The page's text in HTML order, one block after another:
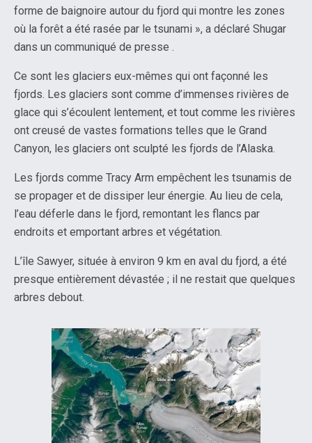
forme de baignoire autour du fjord qui montre les zones
où la forêt a été rasée par le tsunami », a déclaré Shugar
dans un communiqué de presse .
Ce sont les glaciers eux-mêmes qui ont façonné les
fjords. Les glaciers sont comme d’immenses rivières de
glace qui s’écoulent lentement, et tout comme les rivières
ont creusé de vastes formations telles que le Grand
Canyon, les glaciers ont sculpté les fjords de l’Alaska.
Les fjords comme Tracy Arm empêchent les tsunamis de
se propager et de dissiper leur énergie. Au lieu de cela,
l’eau déferle dans le fjord, remontant les flancs par
endroits et emportant arbres et végétation.
L’île Sawyer, située à environ 9 km en aval du fjord, a été
presque entièrement dévastée ; il ne restait que quelques
arbres debout.